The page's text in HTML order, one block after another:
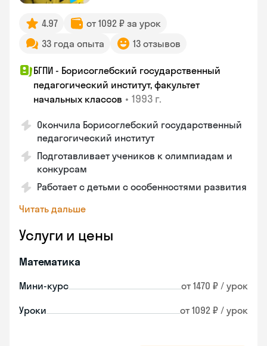
4.97
от 1092 ₽ за урок
33 года опыта
13 отзывов
БГПИ - Борисоглебский государственный
педагогический институт, факультет
начальных классов • 1993 г.
Окончила Борисоглебский государственный
педагогический институт
Подготавливает учеников к олимпиадам и
конкурсам
Работает с детьми с особенностями развития
Читать дальше
Услуги и цены
Математика
Мини-курс от 1470 ₽ / урок
Уроки от 1092 ₽ / урок